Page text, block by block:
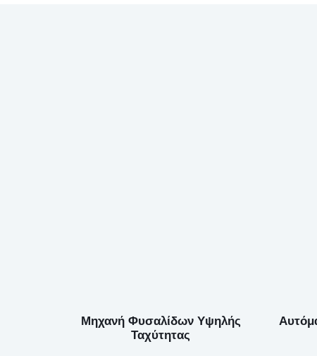
Μηχανή Φυσαλίδων Υψηλής
Ταχύτητας